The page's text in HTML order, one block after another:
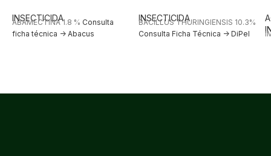
INSECTICIDA
ABAMECTINA 1.8 % Consulta
ficha técnica -> Abacus
INSECTICIDA
BACILLUS THURINGIENSIS 10.3%
Consulta Ficha Técnica -> DiPel